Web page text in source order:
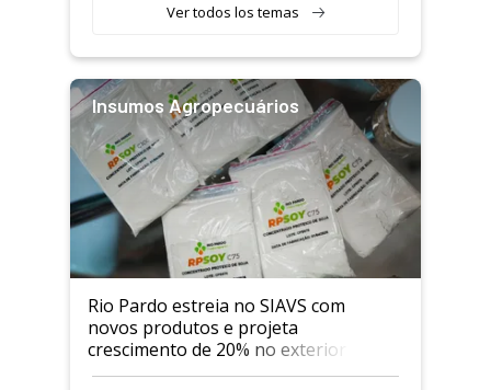
Ver todos los temas
Insumos Agropecuários
Rio Pardo estreia no SIAVS com
novos produtos e projeta
crescimento de 20% no exterior